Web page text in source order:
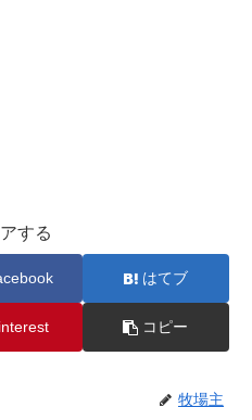
する
はてブ
コピー
牧場主